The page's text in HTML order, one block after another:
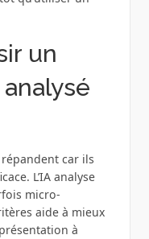
un
car ils
L’IA analyse
micro-
aide à mieux
à